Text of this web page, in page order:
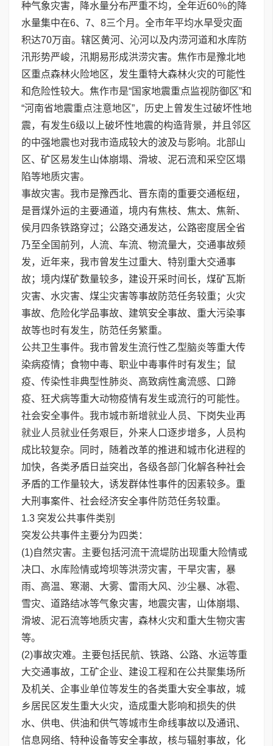
种气象灾害，降水量分布严重不均，全年近60％的降
水量集中在6、7、8三个月。全市年平均水旱受灾面
积达70万亩。辖区黄河、沁河以及内涝河道和水库防
汛形势严峻，汛期易形成洪涝灾害。焦作市是豫北地
区重点森林火险地区，发生重特大森林火灾的可能性
和危险性较大。焦作市是“国家地震重点监视防御区”和
“河南省地震重点注意地区”，历史上曾发生过破坏性地
震，有发生6级以上破坏性地震的构造背景，并且邻区
的中强地震也对我市造成较大的波及与影响。北部山
区、矿区易发生山体崩塌、滑坡、泥石流和采空区塌
陷等地质灾害。
事故灾害。我市是豫西北、晋东南的重要交通枢纽，
是晋煤外运的主要通道，境内有焦枝、焦太、焦新、
侯月四条铁路穿过；公路交通发达，公路密度居全省
乃至全国前列，人流、车流、物流量大，交通事故频
发，近年来，我市曾发生过重大、特别重大交通事
故；境内煤矿数量较多，建设开采时间长，煤矿瓦斯
灾害、水灾害、煤尘灾害等事故防范任务较重；火灾
事故、危险化学品事故、建筑安全事故、重大污染事
故等也时有发生，防范任务繁重。
公共卫生事件。我市曾发生流行性乙型脑炎等重大传
染病疫情；食物中毒、职业中毒事件时有发生；鼠
疫、传染性非典型性肺炎、高致病性禽流感、口蹄
疫、狂犬病等重大动物疫情有发生或流行的可能性。
社会安全事件。我市城市新增就业人员、下岗失业再
就业人员就业任务艰巨，外来人口逐步增多，人员构
成比较复杂。同时，随着改革的推进和城市化进程的
加快，各类矛盾日益突出，各级各部门化解各种社会
矛盾的工作量较大，诱发群体性事件的因素较多。重
大刑事案件、社会经济安全事件防范任务较重。
1.3 突发公共事件类别
突发公共事件主要分为四类：
(1)自然灾害。主要包括河流干流堤防出现重大险情或
决口、水库险情或垮坝等洪涝灾害，干旱灾害，暴
雨、高温、寒潮、大雾、雷雨大风、沙尘暴、冰雹、
雪灾、道路结冰等气象灾害，地震灾害，山体崩塌、
滑坡、泥石流等地质灾害，森林火灾和重大生物灾害
等。
(2)事故灾难。主要包括民航、铁路、公路、水运等重
大交通事故，工矿企业、建设工程和在公共聚集场所
及机关、企事业单位等发生的各类重大安全事故，城
乡居民区发生重大火灾，造成重大影响和损失的供
水、供电、供油和供气等城市生命线事故以及通讯、
信息网络、特种设备等安全事故，核与辐射事故，化